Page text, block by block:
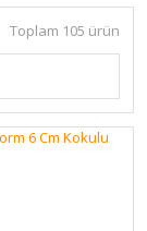
Toplam 105 ürün